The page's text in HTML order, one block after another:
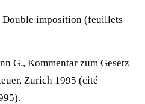
Double imposition (feuillets
G., Kommentar zum Gesetz
Zurich 1995 (cité